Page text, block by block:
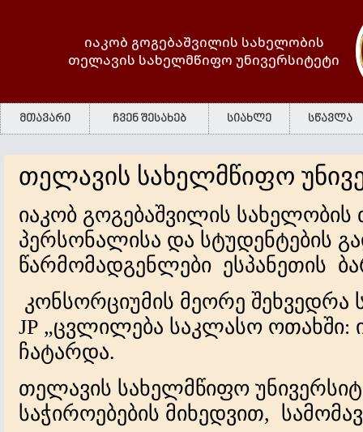
იაკობ გოგებაშვილის სახელობის
თელავის სახელმწიფო უნივერსიტეტი
მთავარი ჩვენ შესახებ სიახლე სწავლა
თელავის სახელმწიფო
იაკობ გოგებაშვილის სახელობის
პერსონალისა და სტუდენტების
წარმომადგენლები ესპანეთის
კონსორციუმის მეორე შეხვედრა
JP „ცვლილება საკლასო ოთახში:
ჩატარდა.
თელავის სახელმწიფო
საჭიროებების მიხედვით,